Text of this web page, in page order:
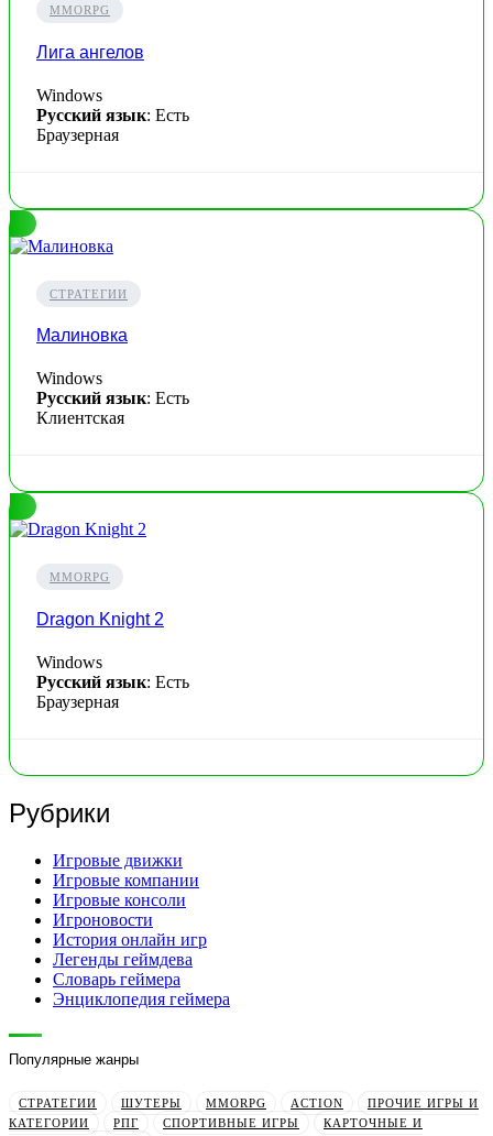
MMORPG
Лига ангелов
Windows
Русский язык: Есть
Браузерная
СТРАТЕГИИ
Малиновка
Windows
Русский язык: Есть
Клиентская
MMORPG
Dragon Knight 2
Windows
Русский язык: Есть
Браузерная
Рубрики
Игровые движки
Игровые компании
Игровые консоли
Игроновости
История онлайн игр
Легенды геймдева
Словарь геймера
Энциклопедия геймера
Популярные жанры
СТРАТЕГИИ ШУТЕРЫ MMORPG ACTION
ПРОЧИЕ ИГРЫ И
КАТЕГОРИИ
РПГ СПОРТИВНЫЕ ИГРЫ
КАРТОЧНЫЕ И